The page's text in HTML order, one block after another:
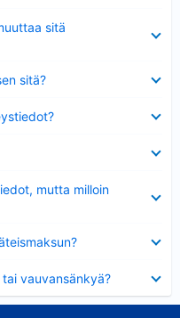
sitä
sitä?
mutta milloin
vauvansänkyä?